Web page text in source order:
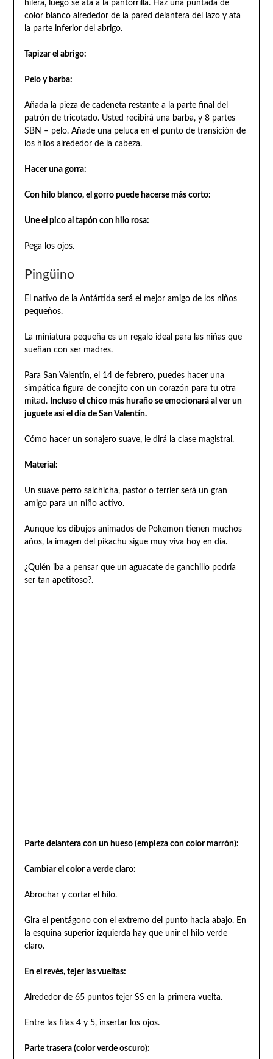
hilera, luego se ata a la pantorrilla. Haz una puntada de
color blanco alrededor de la pared delantera del lazo y ata
la parte inferior del abrigo.
Tapizar el abrigo:
Pelo y barba:
Añada la pieza de cadeneta restante a la parte final del
patrón de tricotado. Usted recibirá una barba, y 8 partes
SBN – pelo. Añade una peluca en el punto de transición de
los hilos alrededor de la cabeza.
Hacer una gorra:
Con hilo blanco, el gorro puede hacerse más corto:
Une el pico al tapón con hilo rosa:
Pega los ojos.
Pingüino
El nativo de la Antártida será el mejor amigo de los niños
pequeños.
La miniatura pequeña es un regalo ideal para las niñas que
sueñan con ser madres.
Para San Valentín, el 14 de febrero, puedes hacer una
simpática figura de conejito con un corazón para tu otra
mitad. Incluso el chico más huraño se emocionará al ver un
juguete así el día de San Valentín.
Cómo hacer un sonajero suave, le dirá la clase magistral.
Material:
Un suave perro salchicha, pastor o terrier será un gran
amigo para un niño activo.
Aunque los dibujos animados de Pokemon tienen muchos
años, la imagen del pikachu sigue muy viva hoy en día.
¿Quién iba a pensar que un aguacate de ganchillo podría
ser tan apetitoso?.
Parte delantera con un hueso (empieza con color marrón):
Cambiar el color a verde claro:
Abrochar y cortar el hilo.
Gira el pentágono con el extremo del punto hacia abajo. En
la esquina superior izquierda hay que unir el hilo verde
claro.
En el revés, tejer las vueltas:
Alrededor de 65 puntos tejer SS en la primera vuelta.
Entre las filas 4 y 5, insertar los ojos.
Parte trasera (color verde oscuro):